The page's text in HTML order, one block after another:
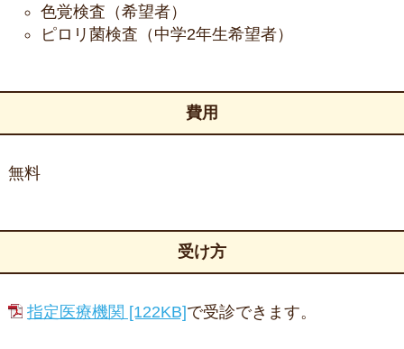
色覚検査（希望者）
ピロリ菌検査（中学2年生希望者）
費用
無料
受け方
指定医療機関 [122KB]で受診できます。